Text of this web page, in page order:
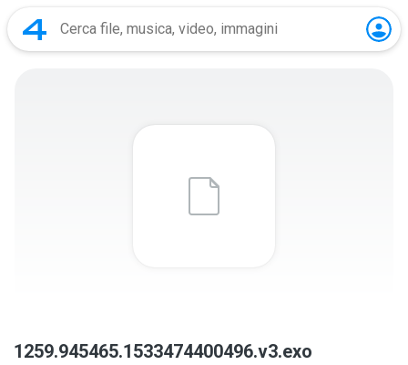
1259.945465.1533474400496.v3.exo